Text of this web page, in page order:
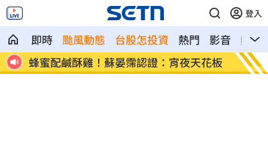
登入
即時 颱風動態 台股怎投資 熱門 影音
熱搜
板
獨／鬼門開當心鬼上身 鬼月17禁忌一次
看
鄭麗
話